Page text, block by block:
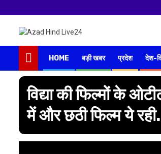
HOME बड़ी खबर प्रदेश देश-
विद्या की फिल्मों के
में और छठी फिल्म ये